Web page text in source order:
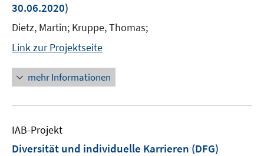
30.06.2020)
Dietz, Martin; Kruppe, Thomas;
Link zur Projektseite
mehr Informationen
IAB-Projekt
Diversität und individuelle Karrieren (DFG)